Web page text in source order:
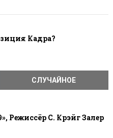
Кадра?
СЛУЧАЙНОЕ
Режиссёр С. Крэйг Залер